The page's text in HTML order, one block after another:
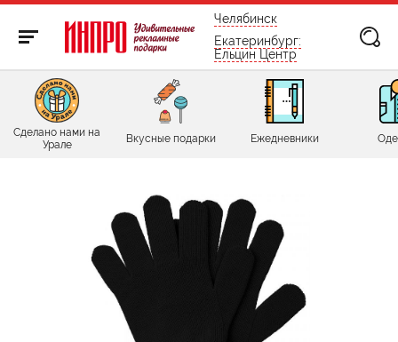
бесплатно по России
Челябинск
Екатеринбург:
Ельцин Центр
Сделано нами на
Урале
Вкусные подарки Ежедневники